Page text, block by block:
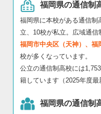
福岡県の通信制
福岡県に本校がある通信制
立、10校が私立。広域通
福岡市中央区（天神）、福
校が多くなっています。
公立の通信制高校には
籍しています（2025年度最
福岡県の通信制